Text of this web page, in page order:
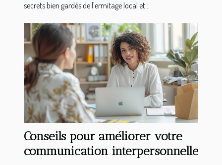
secrets bien gardés de l'ermitage local et...
Conseils pour améliorer votre
communication interpersonnelle